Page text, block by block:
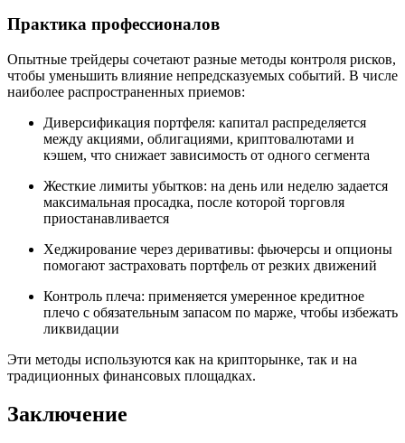
Практика профессионалов
Опытные трейдеры сочетают разные методы контроля рисков,
чтобы уменьшить влияние непредсказуемых событий. В числе
наиболее распространенных приемов:
Диверсификация портфеля: капитал распределяется
между акциями, облигациями, криптовалютами и
кэшем, что снижает зависимость от одного сегмента
Жесткие лимиты убытков: на день или неделю задается
максимальная просадка, после которой торговля
приостанавливается
Хеджирование через деривативы: фьючерсы и опционы
помогают застраховать портфель от резких движений
Контроль плеча: применяется умеренное кредитное
плечо с обязательным запасом по марже, чтобы избежать
ликвидации
Эти методы используются как на крипторынке, так и на
традиционных финансовых площадках.
Заключение